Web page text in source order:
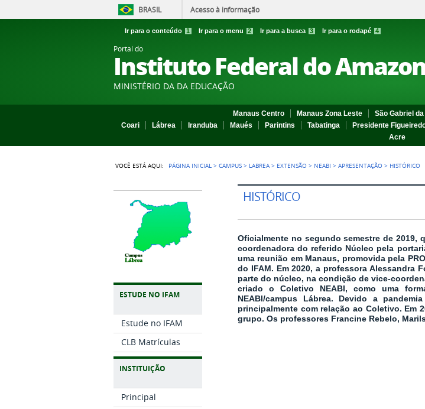
BRASIL Acesso à informação
Ir para o conteúdo 1 Ir para o menu 2 Ir para a busca 3 Ir para o rodapé 4
Portal do
Instituto Federal do
MINISTÉRIO DA DA EDUCAÇÃO
Manaus Centro Manaus Zona Leste São Gabriel
Coari
Lábrea Iranduba Maués Parintins Tabatinga Presidente
Acre
VOCÊ ESTÁ AQUI: PÁGINA INICIAL >CAMPUS > LABREA > EXTENSÃO > NEABI >APRESENTAÇÃO > HISTÓRICO
ESTUDE NO IFAM
Estude no IFAM
CLB Matrículas
INSTITUIÇÃO
Principal
HISTÓRICO
Oficialmente no segundo semestre de 2019,
coordenadora do referido Núcleo pela
uma reunião em Manaus, promovida pela
do IFAM. Em 2020, a professora Alessandra
parte do núcleo, na condição de vice-
criado o Coletivo NEABI, como uma
NEABI/campus Lábrea. Devido a
principalmente com relação ao Coletivo. Em
grupo. Os professores Francine Rebelo,